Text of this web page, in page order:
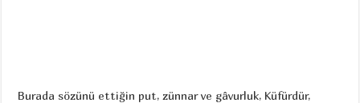
Burada sözünü ettiğin put, zünnar ve gâvurluk, Küfürdür,